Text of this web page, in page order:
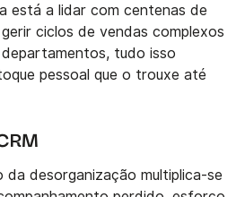
está a lidar com centenas de
ciclos de vendas complexos
tudo isso
pessoal que o trouxe até
da desorganização multiplica-se